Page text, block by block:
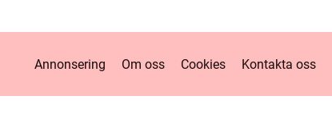
Annonsering Om oss Cookies Kontakta oss